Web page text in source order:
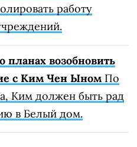
работу
планах возобновить
с Ким Чен Ыном По
Ким должен быть рад
в Белый дом.